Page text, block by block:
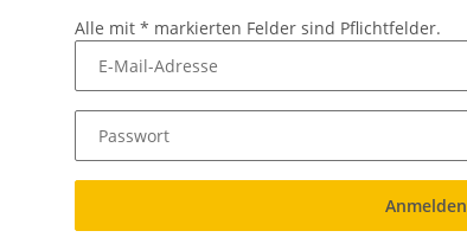
Alle mit * markierten Felder sind Pflichtfelder.
E-Mail-Adresse
Passwort
Anmelden